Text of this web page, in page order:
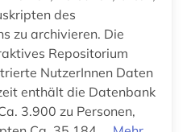
des
zu archivieren. Die
Repositorium
NutzerInnen Daten
enthält die Datenbank